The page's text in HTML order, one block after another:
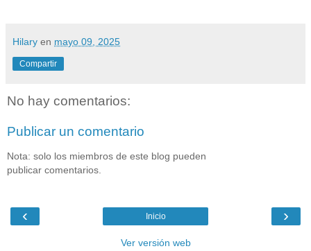
Hilary en mayo 09, 2025
Compartir
No hay comentarios:
Publicar un comentario
Nota: solo los miembros de este blog pueden
publicar comentarios.
‹ ›
Inicio
Ver versión web